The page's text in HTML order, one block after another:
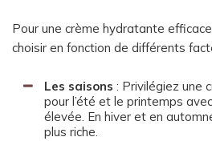
Pour une crème hydratante
choisir en fonction de différents
Les saisons : Privilégiez une
pour l’été et le printemps
élevée. En hiver et en
plus riche.